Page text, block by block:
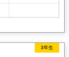
3年生